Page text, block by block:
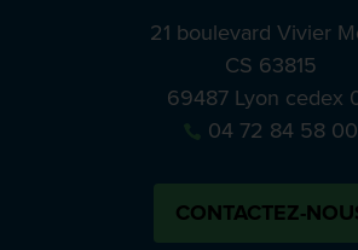
21 boulevard Vivier
CS 63815
69487 Lyon cedex
04 72 84 58 00
CONTACTEZ-